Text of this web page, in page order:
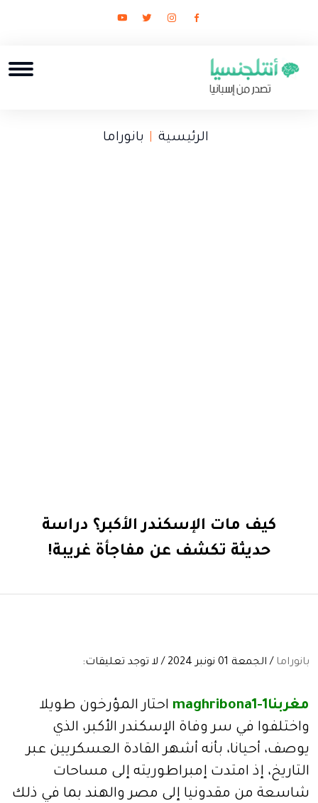
الرئيسية بانوراما
كيف مات الإسكندر الأكبر؟ دراسة
حديثة تكشف عن مفاجأة غريبة!
بانوراما / الجمعة 01 نونبر 2024 / لا توجد تعليقات:
مغربنا1-maghribona1
احتار المؤرخون طويلا
واختلفوا في سر وفاة الإسكندر الأكبر، الذي
يوصف، أحيانا، بأنه أشهر القادة العسكريين عبر
التاريخ، إذ امتدت إمبراطوريته إلى مساحات
شاسعة من مقدونيا إلى مصر والهند بما في ذلك